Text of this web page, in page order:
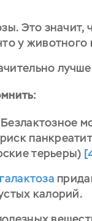
Это
у животного
терьеры)
калорий.